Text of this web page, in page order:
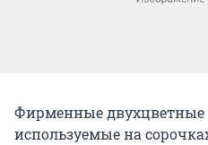
Фирменные двухцветные
используемые на